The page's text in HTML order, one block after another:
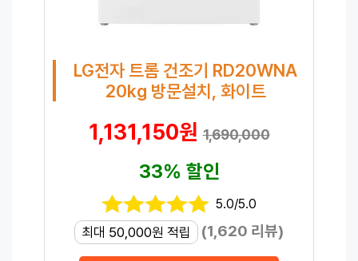
LG전자 트롬 건조기 RD20WNA
20kg 방문설치, 화이트
1,131,150원1,690,000
33% 할인
5.0/5.0
최대 50,000원 적립 (1,620 리뷰)